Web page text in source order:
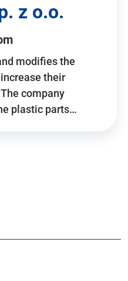
z o.o.
modifies the
their
company
plastic parts…